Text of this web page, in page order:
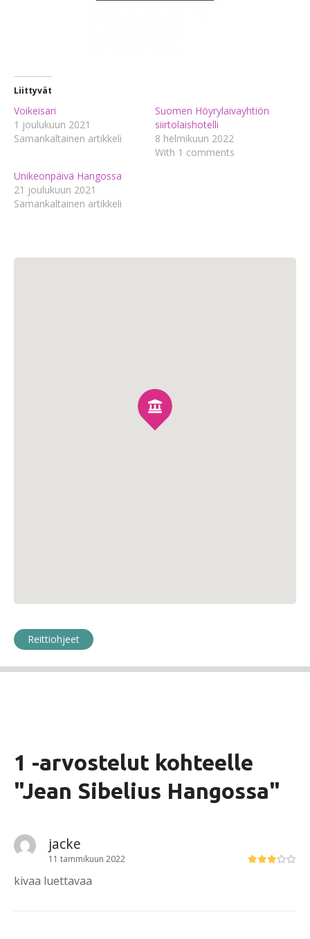
Liittyvät
Voikeisari
1 joulukuun 2021
Samankaltainen artikkeli
Suomen Höyrylaivayhtiön
siirtolaishotelli
8 helmikuun 2022
With 1 comments
Unikeonpäivä Hangossa
21 joulukuun 2021
Samankaltainen artikkeli
Reittiohjeet
1 -arvostelut kohteelle
"Jean Sibelius Hangossa"
jacke
11 tammikuun 2022
kivaa luettavaa